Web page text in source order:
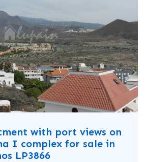
with port views on
I complex for sale in
LP3866